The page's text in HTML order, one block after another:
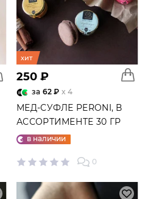
хит
250 ₽
за 62 ₽ x 4
МЕД-СУФЛЕ PERONI, В
АССОРТИМЕНТЕ 30 ГР
в наличии
0